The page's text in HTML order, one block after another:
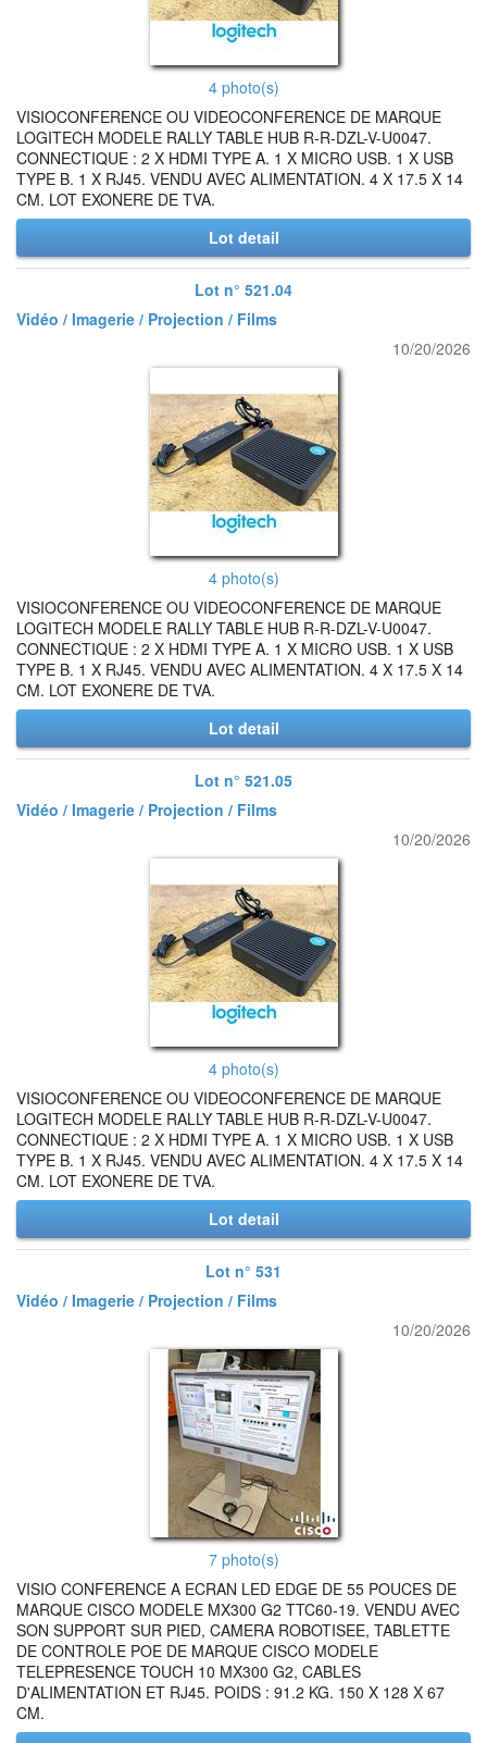
4 photo(s)
VISIOCONFERENCE OU VIDEOCONFERENCE DE MARQUE
LOGITECH MODELE RALLY TABLE HUB R-R-DZL-V-U0047.
CONNECTIQUE : 2 X HDMI TYPE A. 1 X MICRO USB. 1 X USB
TYPE B. 1 X RJ45. VENDU AVEC ALIMENTATION. 4 X 17.5 X 14
CM. LOT EXONERE DE TVA.
Lot detail
Lot n° 521.04
Vidéo / Imagerie / Projection / Films
10/20/2026
4 photo(s)
VISIOCONFERENCE OU VIDEOCONFERENCE DE MARQUE
LOGITECH MODELE RALLY TABLE HUB R-R-DZL-V-U0047.
CONNECTIQUE : 2 X HDMI TYPE A. 1 X MICRO USB. 1 X USB
TYPE B. 1 X RJ45. VENDU AVEC ALIMENTATION. 4 X 17.5 X 14
CM. LOT EXONERE DE TVA.
Lot detail
Lot n° 521.05
Vidéo / Imagerie / Projection / Films
10/20/2026
4 photo(s)
VISIOCONFERENCE OU VIDEOCONFERENCE DE MARQUE
LOGITECH MODELE RALLY TABLE HUB R-R-DZL-V-U0047.
CONNECTIQUE : 2 X HDMI TYPE A. 1 X MICRO USB. 1 X USB
TYPE B. 1 X RJ45. VENDU AVEC ALIMENTATION. 4 X 17.5 X 14
CM. LOT EXONERE DE TVA.
Lot detail
Lot n° 531
Vidéo / Imagerie / Projection / Films
10/20/2026
7 photo(s)
VISIO CONFERENCE A ECRAN LED EDGE DE 55 POUCES DE
MARQUE CISCO MODELE MX300 G2 TTC60-19. VENDU AVEC
SON SUPPORT SUR PIED, CAMERA ROBOTISEE, TABLETTE
DE CONTROLE POE DE MARQUE CISCO MODELE
TELEPRESENCE TOUCH 10 MX300 G2, CABLES
D'ALIMENTATION ET RJ45. POIDS : 91.2 KG. 150 X 128 X 67
CM.